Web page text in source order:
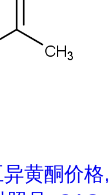
黄酮价格,